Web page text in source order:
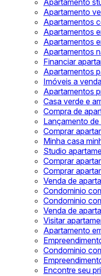
Apartamento
Apartamento
Apartamentos
Apartamentos
Apartamentos
Apartamentos
Financiar
Apartamentos
Imóveis a
Apartamentos
Casa verde e
Compra de
Lançamento
Comprar
Minha casa
Studio
Comprar
Comprar
Venda de
Condominio
Condominio
Venda de
Visitar
Apartamento
Condominio
Encontre seu